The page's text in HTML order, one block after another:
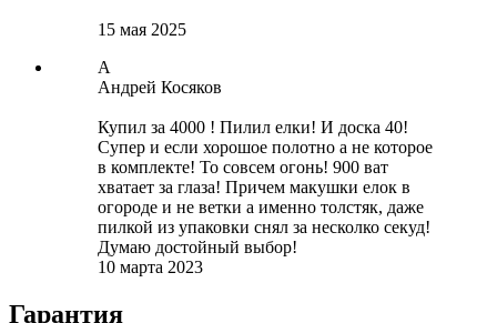
15 мая 2025
А
Андрей Косяков
Купил за 4000 ! Пилил елки! И доска 40!
Супер и если хорошое полотно а не которое
в комплекте! То совсем огонь! 900 ват
хватает за глаза! Причем макушки елок в
огороде и не ветки а именно толстяк, даже
пилкой из упаковки снял за несколко секуд!
Думаю достойный выбор!
10 марта 2023
Гарантия